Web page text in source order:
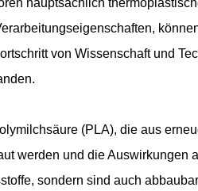
hauptsächlich
von Wissenschaft und
(PLA), die aus
werden und die Auswirkungen
sondern sind auch